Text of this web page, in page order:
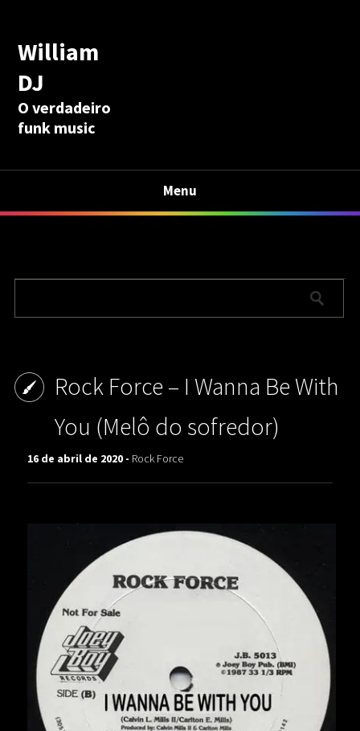
William
DJ
O verdadeiro
funk music
Menu
Rock Force – I Wanna Be With
You (Melô do sofredor)
16 de abril de 2020 - Rock Force